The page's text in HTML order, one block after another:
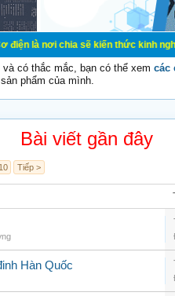
sẽ kiến thức kinh nghiệm
có thắc mắc, bạn có thể xem các
phẩm của mình.
Bài viết gần đây
10 Tiếp >
Hàn Quốc